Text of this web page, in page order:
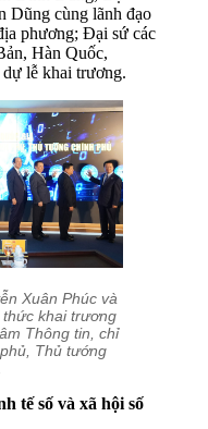
Dũng cùng lãnh đạo
phương; Đại sứ các
Hàn Quốc,
lễ khai trương.
Xuân Phúc và
khai trương
Thông tin, chỉ
Thủ tướng
tế số và xã hội số